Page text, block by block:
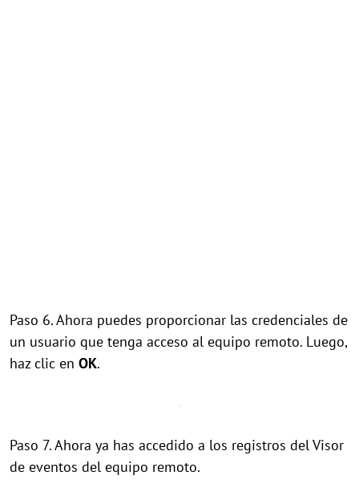
Paso 6. Ahora puedes proporcionar las credenciales de
un usuario que tenga acceso al equipo remoto. Luego,
haz clic en OK.
Paso 7. Ahora ya has accedido a los registros del Visor
de eventos del equipo remoto.